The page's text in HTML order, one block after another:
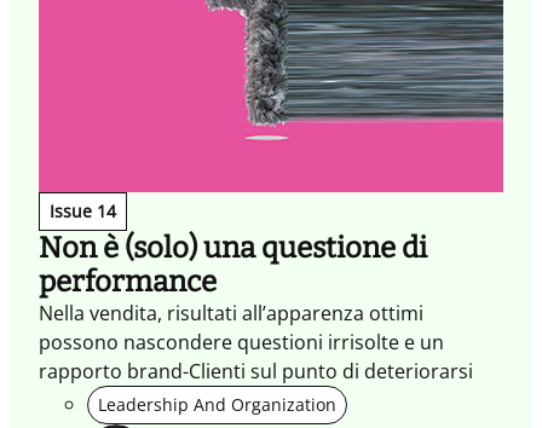
Issue 14
Non è (solo) una questione di
performance
Nella vendita, risultati all’apparenza ottimi
possono nascondere questioni irrisolte e un
rapporto brand-Clienti sul punto di deteriorarsi
Leadership And Organization